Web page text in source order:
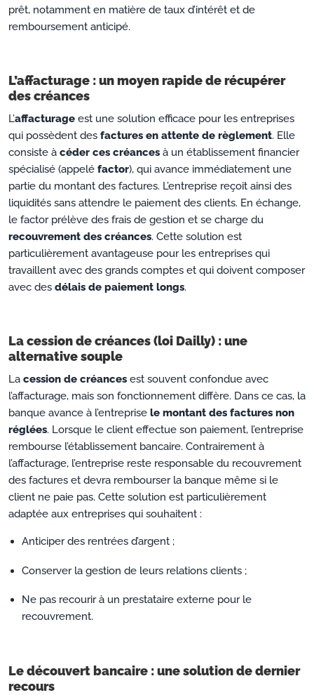
prêt, notamment en matière de taux d’intérêt et de
remboursement anticipé.
L’affacturage : un moyen rapide de récupérer
des créances
L’affacturage est une solution efficace pour les entreprises
qui possèdent des factures en attente de règlement. Elle
consiste à céder ces créances à un établissement financier
spécialisé (appelé factor), qui avance immédiatement une
partie du montant des factures. L’entreprise reçoit ainsi des
liquidités sans attendre le paiement des clients. En échange,
le factor prélève des frais de gestion et se charge du
recouvrement des créances. Cette solution est
particulièrement avantageuse pour les entreprises qui
travaillent avec des grands comptes et qui doivent composer
avec des délais de paiement longs.
La cession de créances (loi Dailly) : une
alternative souple
La cession de créances est souvent confondue avec
l’affacturage, mais son fonctionnement diffère. Dans ce cas, la
banque avance à l’entreprise le montant des factures non
réglées. Lorsque le client effectue son paiement, l’entreprise
rembourse l’établissement bancaire. Contrairement à
l’affacturage, l’entreprise reste responsable du recouvrement
des factures et devra rembourser la banque même si le
client ne paie pas. Cette solution est particulièrement
adaptée aux entreprises qui souhaitent :
Anticiper des rentrées d’argent ;
Conserver la gestion de leurs relations clients ;
Ne pas recourir à un prestataire externe pour le
recouvrement.
Le découvert bancaire : une solution de dernier
recours